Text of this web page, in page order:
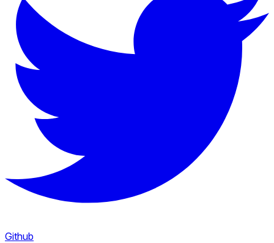
Github